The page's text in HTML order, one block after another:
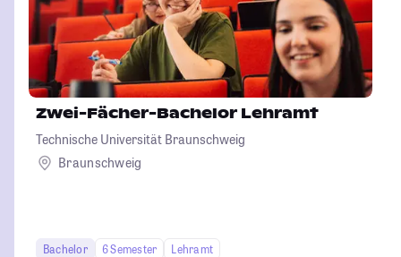
Zwei-Fächer-Bachelor Lehramt
Technische Universität Braunschweig
Braunschweig
Bachelor 6 Semester
Lehramt